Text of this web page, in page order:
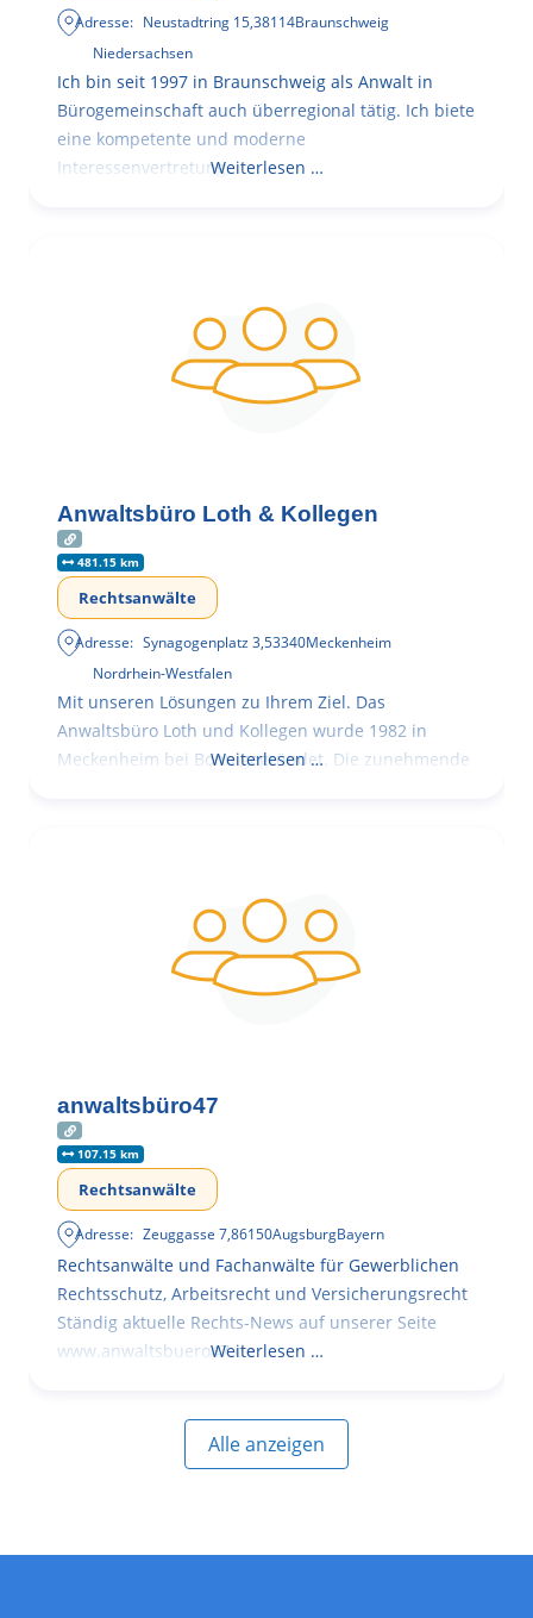
Adresse: Neustadtring 15,38114Braunschweig
Niedersachsen
Ich bin seit 1997 in Braunschweig als Anwalt in
Bürogemeinschaft auch überregional tätig. Ich biete
eine kompetente und moderne
Interessenvertretung,Weiterlesen …
Anwaltsbüro Loth & Kollegen
481.15 km
Rechtsanwälte
Adresse: Synagogenplatz 3,53340Meckenheim
Nordrhein-Westfalen
Mit unseren Lösungen zu Ihrem Ziel. Das
Anwaltsbüro Loth und Kollegen wurde 1982 in
Meckenheim bei Bonn gegründet. Die zunehmende
Weiterlesen …
anwaltsbüro47
107.15 km
Rechtsanwälte
Adresse: Zeuggasse 7,86150AugsburgBayern
Rechtsanwälte und Fachanwälte für Gewerblichen
Rechtsschutz, Arbeitsrecht und Versicherungsrecht
Ständig aktuelle Rechts-News auf unserer Seite
www.anwaltsbuero47.deWeiterlesen …
Alle anzeigen